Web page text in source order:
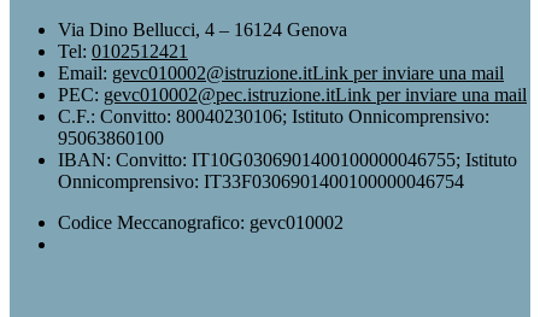
Via Dino Bellucci, 4 – 16124 Genova
Tel: 0102512421
Email: gevc010002@istruzione.itLink per inviare una mail
PEC: gevc010002@pec.istruzione.itLink per inviare una mail
C.F.: Convitto: 80040230106; Istituto Onnicomprensivo:
95063860100
IBAN: Convitto: IT10G0306901400100000046755; Istituto
Onnicomprensivo: IT33F0306901400100000046754
Codice Meccanografico: gevc010002